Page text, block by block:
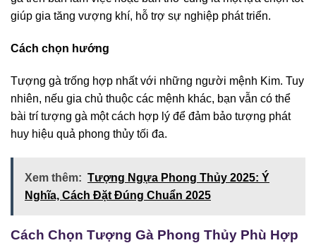
giúp gia tăng vượng khí, hỗ trợ sự nghiệp phát triển.
Cách chọn hướng
Tượng gà trống hợp nhất với những người mệnh Kim. Tuy
nhiên, nếu gia chủ thuộc các mệnh khác, bạn vẫn có thể
bài trí tượng gà một cách hợp lý để đảm bảo tượng phát
huy hiệu quả phong thủy tối đa.
Xem thêm: Tượng Ngựa Phong Thủy 2025: Ý
Nghĩa, Cách Đặt Đúng Chuẩn 2025
Cách Chọn Tượng Gà Phong Thủy Phù Hợp